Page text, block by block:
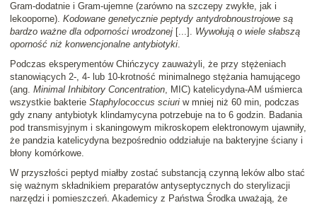
Gram-dodatnie i Gram-ujemne (zarówno na szczepy zwykłe, jak i
lekooporne). Kodowane genetycznie peptydy antydrobnoustrojowe są
bardzo ważne dla odporności wrodzonej [...]. Wywołują o wiele słabszą
oporność niż konwencjonalne antybiotyki.
Podczas eksperymentów Chińczycy zauważyli, że przy stężeniach
stanowiących 2-, 4- lub 10-krotność minimalnego stężania hamującego
(ang. Minimal Inhibitory Concentration, MIC) katelicydyna-AM uśmierca
wszystkie bakterie Staphylococcus sciuri w mniej niż 60 min, podczas
gdy znany antybiotyk klindamycyna potrzebuje na to 6 godzin. Badania
pod transmisyjnym i skaningowym mikroskopem elektronowym ujawniły,
że pandzia katelicydyna bezpośrednio oddziałuje na bakteryjne ściany i
błony komórkowe.
W przyszłości peptyd miałby zostać substancją czynną leków albo stać
się ważnym składnikiem preparatów antyseptycznych do sterylizacji
narzędzi i pomieszczeń. Akademicy z Państwa Środka uważają, że